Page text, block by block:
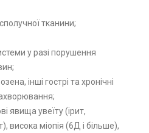
тканини;
у разі порушення
інші гострі та хронічні
явища увеїту (ірит,
висока міопія (6Д і більше),